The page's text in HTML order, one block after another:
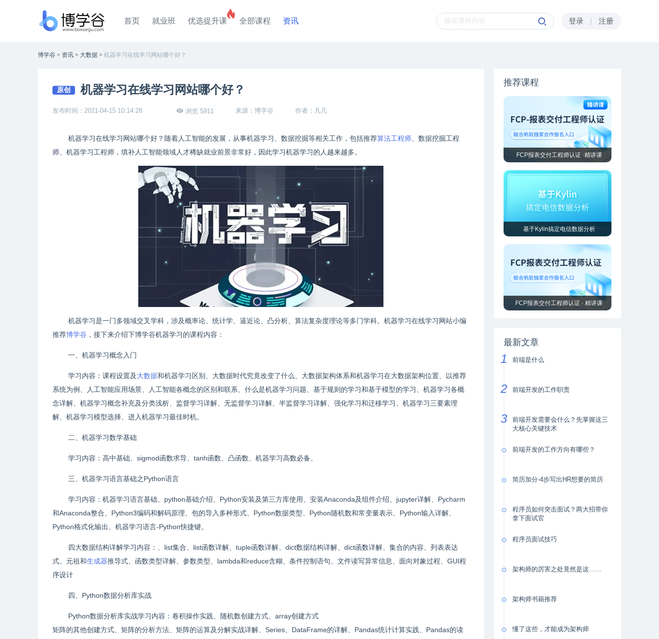
首页 就业班 优选提升课 全部课程 资讯 登录 注册
博学谷 > 资讯 > 大数据 > 机器学习在线学习网站哪个好？
原创 机器学习在线学习网站哪个好？
发布时间：2021-04-15 10:14:28 浏览 5911 来源：博学谷 作者：凡凡
机器学习在线学习网站哪个好？随着人工智能的发展，从事机器学习、数据挖掘等相关工作，包括推荐算法工程师 、数据挖掘工程
师、机器学习工程师，填补人工智能领域人才稀缺就业前景非常好，因此学习机器学习的人越来越多。
机器学习是一门多领域交叉学科，涉及概率论、统计学、逼近论、凸分析、算法复杂度理论等多门学科。机器学习在线学习网站小编
推荐博学谷 ，接下来介绍下博学谷机器学习的课程内容：
一、机器学习概念入门
学习内容：课程设置及大数据和机器学习区别、大数据时代究竟改变了什么、大数据架构体系和机器学习在大数据架构位置、以推荐
系统为例、人工智能应用场景、人工智能各概念的区别和联系、什么是机器学习问题、基于规则的学习和基于模型的学习、机器学习各概
念详解、机器学习概念补充及分类浅析、监督学习详解、无监督学习详解、半监督学习详解、强化学习和迁移学习、机器学习三要素理
解、机器学习模型选择、进入机器学习最佳时机。
二、机器学习数学基础
学习内容：高中基础、sigmod函数求导、tanh函数、凸函数、机器学习高数必备。
三、机器学习语言基础之Python语言
学习内容：机器学习语言基础、python基础介绍、Python安装及第三方库使用、安装Anaconda及组件介绍、jupyter详解、Pycharm
和Anaconda整合、Python3编码和解码原理、包的导入多种形式、Python数据类型、Python随机数和常变量表示、Python输入详解、
Python格式化输出、机器学习语言-Python快捷键。
四大数据结构详解学习内容：、list集合、list函数详解、tuple函数详解、dict数据结构详解、dict函数详解、集合的内容、列表表达
式、元祖和生成器推导式、函数类型详解、参数类型、 lambda和reduce含糊、条件控制语句、文件读写异常信息、面向对象过程、GUI程
序设计
四、Python数据分析库实战
Python数据分析库实战学习内容：卷积操作实践、随机数创建方式、array创建方式
矩阵的其他创建方式、矩阵的分析方法、矩阵的运算及分解实战详解、Series、DataFrame的详解、Pandas统计计算实践、Pandas的读
推荐课程
FCP报表交付工程师认证 ·精讲课
基于Kylin搞定电信数据分析
FCP报表交付工程师认证 · 精讲课
最新文章
前端是什么
前端开发的工作职责
前端开发需要会什么？先掌握这三
大核心关键技术
前端开发的工作方向有哪些？
简历加分-4步写出HR想要的简历
程序员如何突击面试？两大招带你
拿下面试官
程序员面试技巧
架构师的厉害之处竟然是这……
架构师书籍推荐
懂了这些，才能成为架构师